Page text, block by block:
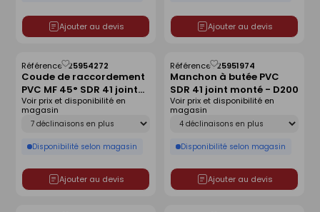
Ajouter au devis Ajouter au devis
Coude de raccordement
PVC MF 45° SDR 41 joint
monté - D250
Référence :25954272
Déclinaison
Disponibilité selon magasin
Voir prix et disponibilité en
magasin
Ajouter au devis
Enregistrer
comme
liste
Manchon à butée PVC
SDR 41 joint monté - D200
Référence :25951974
Déclinaison
Disponibilité selon magasin
Voir prix et disponibilité en
magasin
Ajouter au devis
Enregistrer
comme
liste